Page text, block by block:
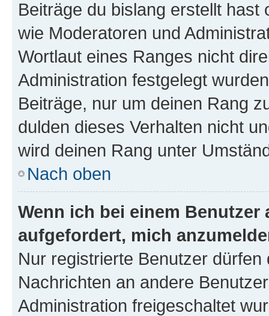
Beiträge du bislang erstellt
wie Moderatoren und
Wortlaut eines Ranges nicht
Administration festgelegt
Beiträge, nur um deinen Rang
dulden dieses Verhalten nicht
wird deinen Rang unter
Nach oben
Wenn ich bei einem
aufgefordert, mich
Nur registrierte Benutzer
Nachrichten an andere
Administration freigeschaltet